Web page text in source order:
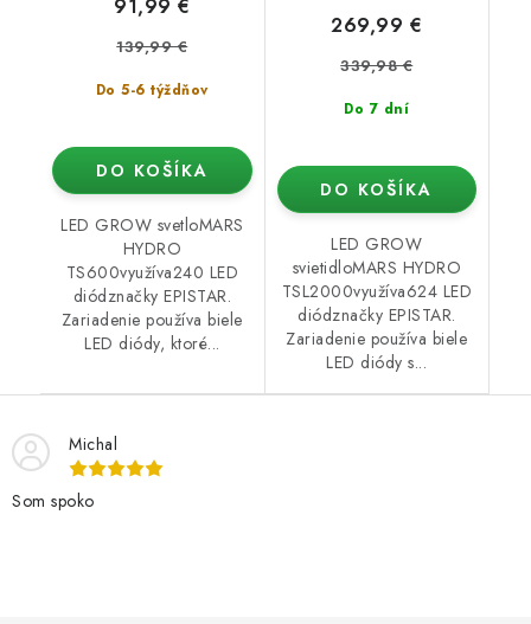
Do 5-6 týždňov
91,99 €
139,99 €
DO KOŠÍKA
LED GROW svetloMARS
HYDRO
TS600využíva240 LED
diódznačky EPISTAR.
Zariadenie používa biele
LED diódy, ktoré...
Do 7 dní
269,99 €
339,98 €
DO KOŠÍKA
LED GROW
svietidloMARS HYDRO
TSL2000využíva624 LED
diódznačky EPISTAR.
Zariadenie používa biele
LED diódy s...
Michal
Som spoko